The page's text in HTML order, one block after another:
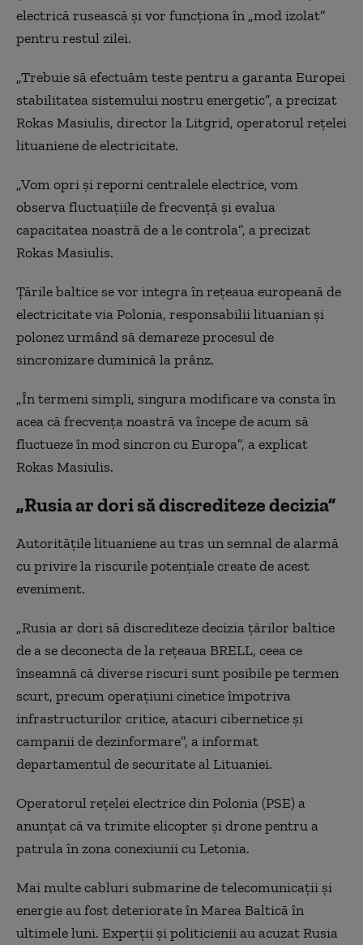
electrică rusească şi vor funcţiona în „mod izolat”
pentru restul zilei.
„Trebuie să efectuăm teste pentru a garanta Europei
stabilitatea sistemului nostru energetic”, a precizat
Rokas Masiulis, director la Litgrid, operatorul reţelei
lituaniene de electricitate.
„Vom opri şi reporni centralele electrice, vom
observa fluctuaţiile de frecvenţă şi evalua
capacitatea noastră de a le controla”, a precizat
Rokas Masiulis.
Ţările baltice se vor integra în reţeaua europeană de
electricitate via Polonia, responsabilii lituanian şi
polonez urmând să demareze procesul de
sincronizare duminică la prânz.
„În termeni simpli, singura modificare va consta în
acea că frecvenţa noastră va începe de acum să
fluctueze în mod sincron cu Europa”, a explicat
Rokas Masiulis.
„Rusia ar dori să discrediteze decizia”
Autorităţile lituaniene au tras un semnal de alarmă
cu privire la riscurile potenţiale create de acest
eveniment.
„Rusia ar dori să discrediteze decizia ţărilor baltice
de a se deconecta de la reţeaua BRELL, ceea ce
înseamnă că diverse riscuri sunt posibile pe termen
scurt, precum operaţiuni cinetice împotriva
infrastructurilor critice, atacuri cibernetice şi
campanii de dezinformare”, a informat
departamentul de securitate al Lituaniei.
Operatorul reţelei electrice din Polonia (PSE) a
anunţat că va trimite elicopter şi drone pentru a
patrula în zona conexiunii cu Letonia.
Mai multe cabluri submarine de telecomunicaţii şi
energie au fost deteriorate în Marea Baltică în
ultimele luni. Experţii şi politicienii au acuzat Rusia